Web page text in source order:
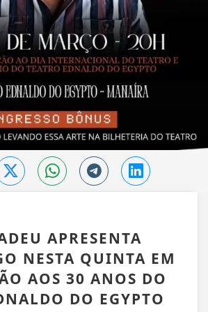
APRESENTA
NESTA QUINTA EM
AOS 30 ANOS DO
DO EGYPTO